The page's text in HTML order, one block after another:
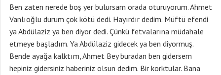
Ben zaten nerede boş yer bulursam orada oturuyorum. Ahmet
Vanlıoğlu durum çok kötü dedi. Hayırdır dedim. Müftü efendi
ya Abdülaziz ya ben diyor dedi. Çünkü fetvalarına müdahale
etmeye başladım. Ya Abdülaziz gidecek ya ben diyormuş.
Bende ayağa kalktım, Ahmet Bey buradan ben gidersem
hepiniz gidersiniz haberiniz olsun dedim. Bir korktular. Bana